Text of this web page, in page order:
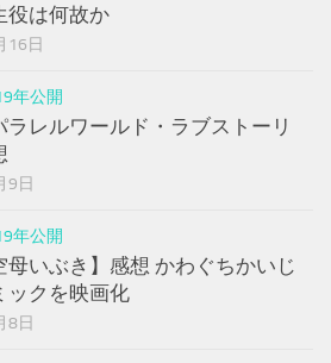
役は何故か
16日
年公開
ラレルワールド・ラブストーリ
9日
年公開
母いぶき】感想 かわぐちかいじ
ックを映画化
8日